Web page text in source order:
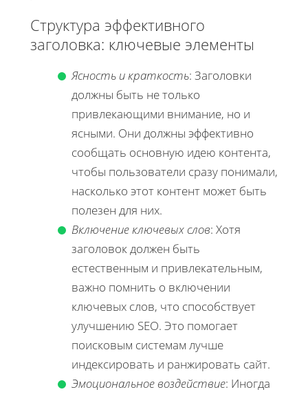
Структура эффективного
заголовка: ключевые элементы
Ясность и краткость: Заголовки
должны быть не только
привлекающими внимание, но и
ясными. Они должны эффективно
сообщать основную идею контента,
чтобы пользователи сразу понимали,
насколько этот контент может быть
полезен для них.
Включение ключевых слов: Хотя
заголовок должен быть
естественным и привлекательным,
важно помнить о включении
ключевых слов, что способствует
улучшению SEO. Это помогает
поисковым системам лучше
индексировать и ранжировать сайт.
Эмоциональное воздействие: Иногда